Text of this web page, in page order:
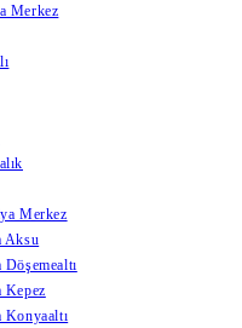
Merkez
Merkez
Aksu
Kepez
Konyaaltı